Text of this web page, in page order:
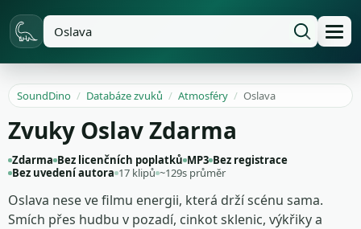
SoundDino / Databáze zvuků / Atmosféry / Oslava
Zvuky Oslav Zdarma
Zdarma Bez licenčních poplatků MP3 Bez registrace
Bez uvedení autora 17 klipů ~129s průměr
Oslava nese ve filmu energii, která drží scénu sama.
Smích přes hudbu v pozadí, cinkot sklenic, výkřiky a